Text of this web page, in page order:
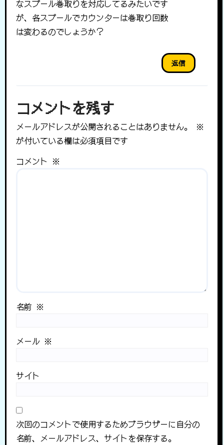
なスプール巻取りを対応してるみたいです
が、各スプールでカウンターは巻取り回数
は変わるのでしょうか？
返信
コメントを残す
メールアドレスが公開されることはありません。
※
が付いている欄は必須項目です
コメント ※
名前 ※
メール ※
サイト
次回のコメントで使用するためブラウザーに自分の
名前、メールアドレス、サイトを保存する。